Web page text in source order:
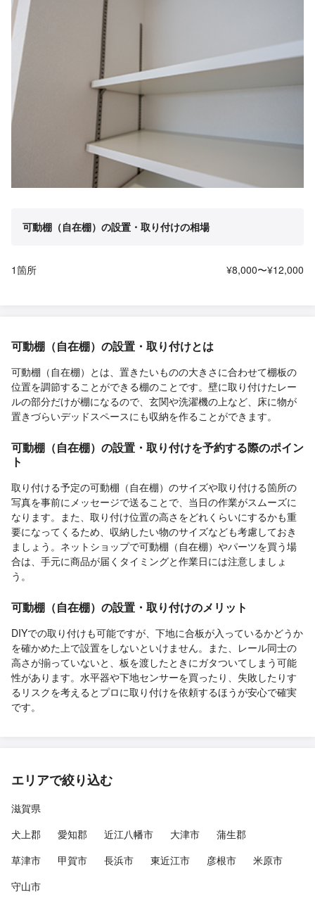
可動棚（自在棚）の設置・取り付けの相場
1箇所 ¥8,000〜¥12,000
可動棚（自在棚）の設置・取り付けとは
可動棚（自在棚）とは、置きたいものの大きさに合わせて棚板の
位置を調節することができる棚のことです。壁に取り付けたレー
ルの部分だけが棚になるので、玄関や洗濯機の上など、床に物が
置きづらいデッドスペースにも収納を作ることができます。
可動棚（自在棚）の設置・取り付けを予約する際のポイン
ト
取り付ける予定の可動棚（自在棚）のサイズや取り付ける箇所の
写真を事前にメッセージで送ることで、当日の作業がスムーズに
なります。また、取り付け位置の高さをどれくらいにするかも重
要になってくるため、収納したい物のサイズなども考慮しておき
ましょう。ネットショップで可動棚（自在棚）やパーツを買う場
合は、手元に商品が届くタイミングと作業日には注意しましょ
う。
可動棚（自在棚）の設置・取り付けのメリット
DIYでの取り付けも可能ですが、下地に合板が入っているかどうか
を確かめた上で設置をしないといけません。また、レール同士の
高さが揃っていないと、板を渡したときにガタついてしまう可能
性があります。水平器や下地センサーを買ったり、失敗したりす
るリスクを考えるとプロに取り付けを依頼するほうが安心で確実
です。
エリアで絞り込む
滋賀県
犬上郡
愛知郡 近江八幡市 大津市
蒲生郡
草津市
甲賀市 長浜市 東近江市 彦根市
米原市
守山市